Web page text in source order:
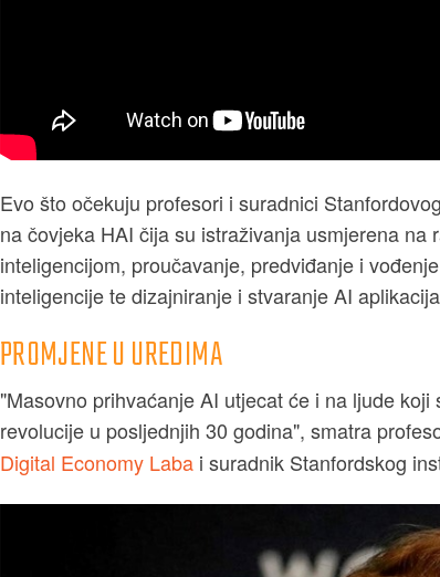
Evo što očekuju profesori i suradnici
na čovjeka HAI čija su istraživanja usmjerena
inteligencijom, proučavanje, predviđanje i
inteligencije te dizajniranje i stvaranje AI
PROMJENE U UREDIMA
"Masovno prihvaćanje AI utjecat će i na ljude
revolucije u posljednjih 30 godina", smatra
Digital Economy Labai suradnik Stanfordskog